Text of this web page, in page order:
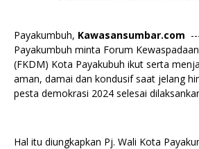
Payakumbuh, Kawasansumbar.com
Payakumbuh minta Forum
(FKDM) Kota Payakubuh ikut serta
aman, damai dan kondusif saat jelang
pesta demokrasi 2024 selesai
Hal itu diungkapkan Pj. Wali Kota